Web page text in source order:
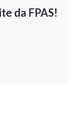
da FPAS!